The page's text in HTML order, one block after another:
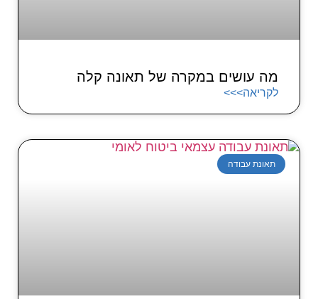
מה עושים במקרה של תאונה קלה
לקריאה>>>
תאונת עבודה